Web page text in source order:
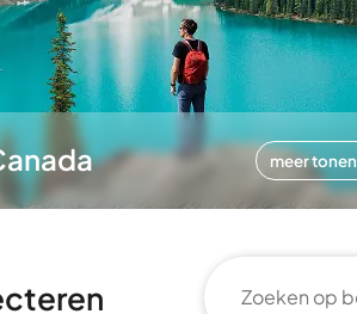
meer tonen